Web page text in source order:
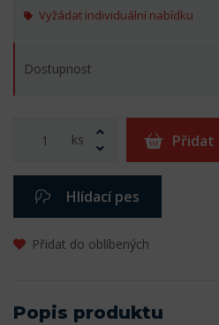
Vyžádat individuální nabídku
Dostupnost
ks Přidat
Hlídací pes
Přidat do oblíbených
Popis produktu